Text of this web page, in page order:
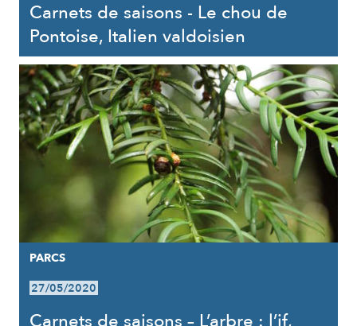
Carnets de saisons - Le chou de
Pontoise, Italien valdoisien
PARCS
27/05/2020
Carnets de saisons – L’arbre : l’if,